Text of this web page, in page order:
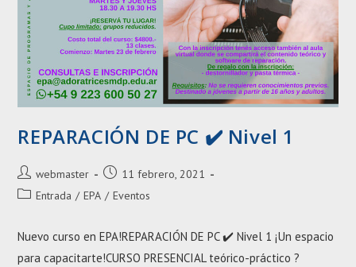
REPARACIÓN DE PC ✔️ Nivel 1
Autor
de
webmaster
Entrada
publicada:
11 febrero, 2021
Categoría
entrada:
Entrada / EPA / Eventos
Nuevo curso en EPA!REPARACIÓN DE PC ✔️ Nivel 1 ¡Un espacio
para capacitarte!CURSO PRESENCIAL teórico-práctico ?